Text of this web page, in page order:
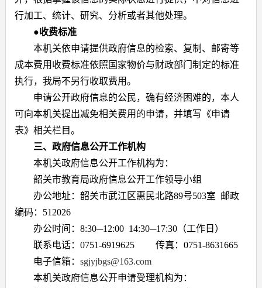
行加工、统计、研究、分析或者其他处理。
●收费标准
本机关依申请提供政府信息的检索、复制、邮寄等
成本费用收费标准依照国家物价与财政部门制定的标准
执行，我局不另行收取费用。
申请公开政府信息的公民，确有经济困难的，本人
可向本机关提出减免相关费用的申请，并填写《申请
表》相关栏目。
三、政府信息公开工作机构
本机关政府信息公开工作机构为：
韶关市教育局政府信息公开工作领导小组
办公地址：韶关市武江区惠民北路89号503室 邮政
编码： 512026
办公时间： 8:30─12:00 14:30─17:30（工作日）
联系电话： 0751-6919625 传真： 0751-8631665
电子信箱： sgjyjbgs@163.com
本机关政府信息公开申请受理机构为：